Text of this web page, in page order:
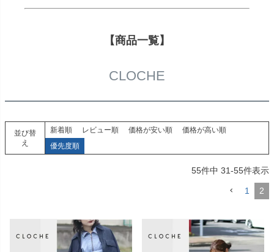
【商品一覧】
CLOCHE
並び替
え
新着順 レビュー順 価格が安い順
価格が高い順
優先度順
55件中 31-55件表示
1 2